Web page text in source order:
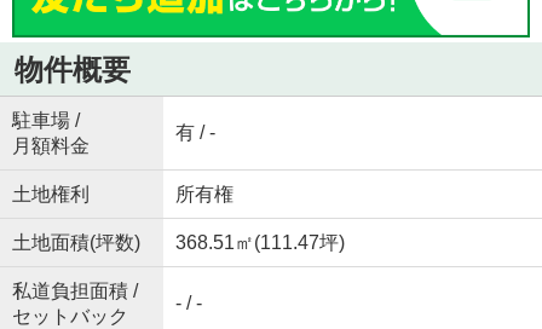
物件概要
駐車場 /
月額料金
有 / -
土地権利 所有権
土地面積(坪数) 368.51㎡(111.47坪)
私道負担面積 /
セットバック
- / -